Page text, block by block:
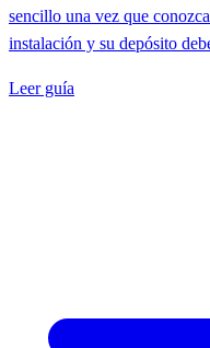
sencillo una vez que
instalación y su depósito
Leer guía